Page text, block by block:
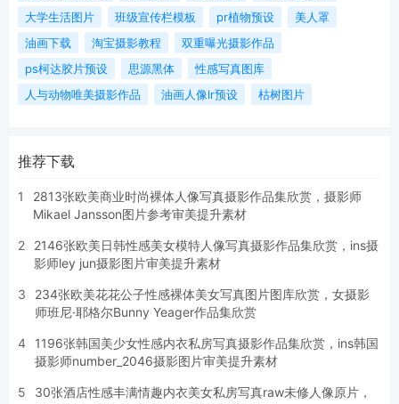
大学生活图片
班级宣传栏模板 pr植物预设
美人罩
油画下载
淘宝摄影教程
双重曝光摄影作品
ps柯达胶片预设
思源黑体
性感写真图库
人与动物唯美摄影作品
油画人像lr预设 枯树图片
推荐下载
1
2813张欧美商业时尚裸体人像写真摄影作品集欣赏，摄影师
Mikael Jansson图片参考审美提升素材
2
2146张欧美日韩性感美女模特人像写真摄影作品集欣赏，ins摄
影师ley jun摄影图片审美提升素材
3
234张欧美花花公子性感裸体美女写真图片图库欣赏，女摄影
师班尼·耶格尔Bunny Yeager作品集欣赏
4
1196张韩国美少女性感内衣私房写真摄影作品集欣赏，ins韩国
摄影师number_2046摄影图片审美提升素材
5
30张酒店性感丰满情趣内衣美女私房写真raw未修人像原片，